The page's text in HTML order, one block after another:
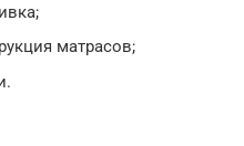
матрасов;